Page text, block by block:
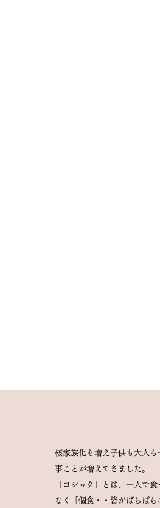
核家族化も増え子供も大人も
事ことが増えてきました。
「コショク」とは、一人で
なく「個食・・皆がばらばら